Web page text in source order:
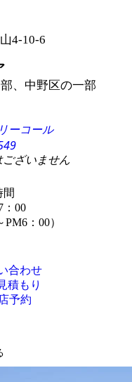
4-10-6
、中野区の一部
ーコール
ざいません
間
：00
：00）
合わせ
積もり
予約